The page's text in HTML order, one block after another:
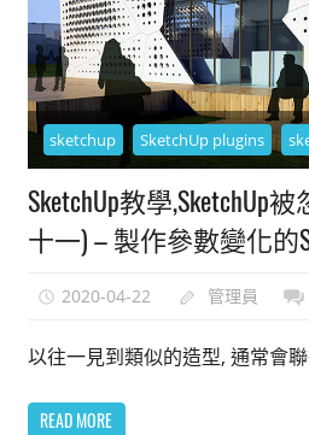
sketchup SketchUp plugins
SketchUp教學,SketchUp
十一) – 製作參數變化的
2020-04-22 管理員
以往一見到類似的造型, 通常會
READ MORE